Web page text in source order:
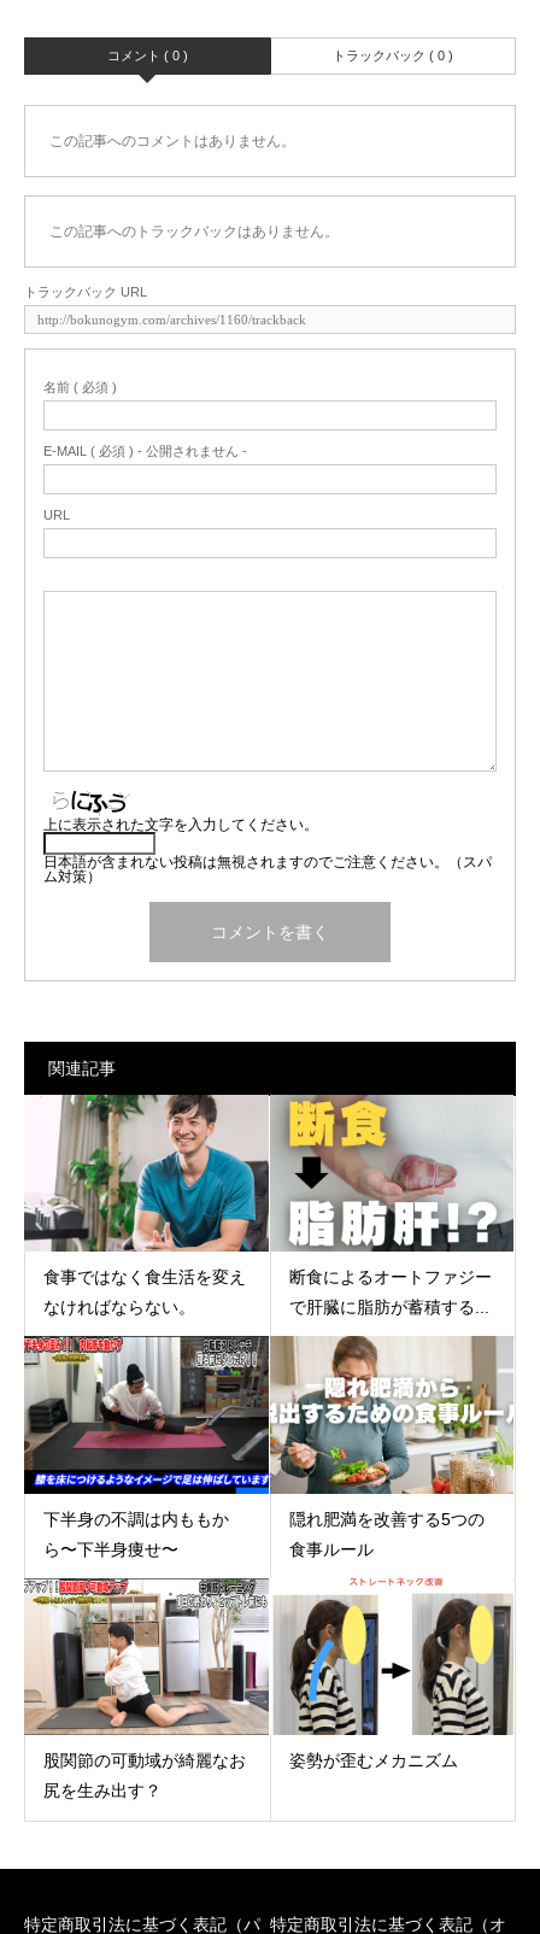
コメント ( 0 ) トラックバック ( 0 )
この記事へのコメントはありません。
この記事へのトラックバックはありません。
トラックバック URL
名前 ( 必須 )
E-MAIL ( 必須 ) - 公開されません -
URL
上に表示された文字を入力してください。
日本語が含まれない投稿は無視されますのでご注意ください。（スパ
ム対策）
関連記事
食事ではなく食生活を変え
なければならない。
断食によるオートファジー
で肝臓に脂肪が蓄積する...
下半身の不調は内ももか
ら〜下半身痩せ〜
隠れ肥満を改善する5つの
食事ルール
股関節の可動域が綺麗なお
尻を生み出す？
姿勢が歪むメカニズム
特定商取引法に基づく表記（パ 特定商取引法に基づく表記（オ